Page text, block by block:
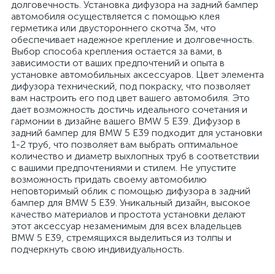
долговечность. Установка дифузора на задний бампер
автомобиля осуществляется с помощью клея
герметика или двустороннего скотча 3м, что
обеспечивает надежное крепление и долговечность.
Выбор способа крепления остается за вами, в
зависимости от ваших предпочтений и опыта в
установке автомобильных аксессуаров. Цвет элемента
дифузора технический, под покраску, что позволяет
вам настроить его под цвет вашего автомобиля. Это
дает возможность достичь идеального сочетания и
гармонии в дизайне вашего BMW 5 E39. Дифузор в
задний бампер для BMW 5 E39 подходит для установки
1-2 труб, что позволяет вам выбрать оптимальное
количество и диаметр выхлопных труб в соответствии
с вашими предпочтениями и стилем. Не упустите
возможность придать своему автомобилю
неповторимый облик с помощью дифузора в задний
бампер для BMW 5 E39. Уникальный дизайн, высокое
качество материалов и простота установки делают
этот аксессуар незаменимым для всех владельцев
BMW 5 E39, стремящихся выделиться из толпы и
подчеркнуть свою индивидуальность.